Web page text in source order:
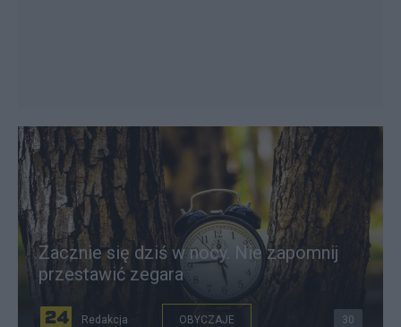
Zacznie się dziś w nocy. Nie zapomnij
przestawić zegara
Redakcja OBYCZAJE 30